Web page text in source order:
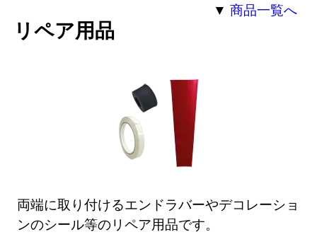
リペア用品
▼商品一覧へ
両端に取り付けるエンドラバーやデコレーショ
ンのシール等のリペア用品です。